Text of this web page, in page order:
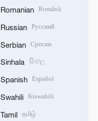
Romanian Română
Russian Русский
Serbian Српски
Sinhala සිංහල
Spanish Español
Swahili Kiswahili
Tamil தமிழ்